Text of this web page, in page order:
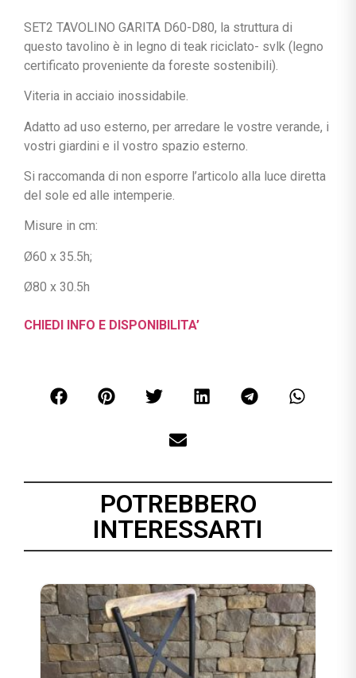
SET2 TAVOLINO GARITA D60-D80, la struttura di
questo tavolino è in legno di teak riciclato- svlk (legno
certificato proveniente da foreste sostenibili).
Viteria in acciaio inossidabile.
Adatto ad uso esterno, per arredare le vostre verande, i
vostri giardini e il vostro spazio esterno.
Si raccomanda di non esporre l’articolo alla luce diretta
del sole ed alle intemperie.
Misure in cm:
Ø60 x 35.5h;
Ø80 x 30.5h
CHIEDI INFO E DISPONIBILITA’
POTREBBERO
INTERESSARTI